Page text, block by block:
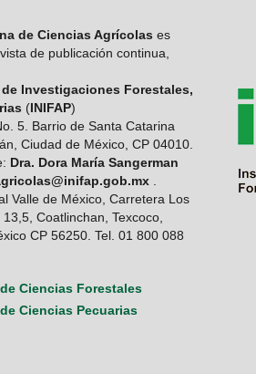
de Ciencias Agrícolas es
de publicación continua,
Investigaciones Forestales,
(INIFAP)
5. Barrio de Santa Catarina
Ciudad de México, CP 04010.
Dra. Dora María Sangerman
.
Valle de México, Carretera Los
Coatlinchan, Texcoco,
CP 56250. Tel. 01 800 088
Ciencias Forestales
Ciencias Pecuarias